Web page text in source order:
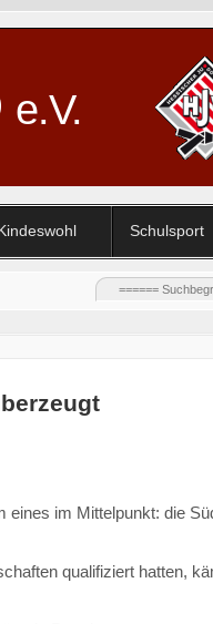
e.V.
Schulsport
eines im Mittelpunkt: die
qualifiziert hatten,